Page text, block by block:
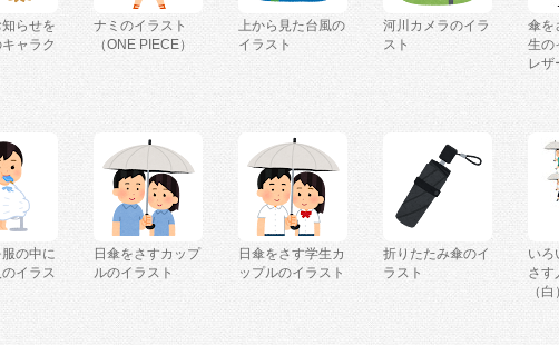
らせを
ャラク
ナミのイラスト
（ONE PIECE）
上から見た台風の
イラスト
河川カメラのイラ
スト
傘を
生の
レザ
の中に
イラス
日傘をさすカップ
ルのイラスト
日傘をさす学生カ
ップルのイラスト
折りたたみ傘のイ
ラスト
いろ
さす
（白）